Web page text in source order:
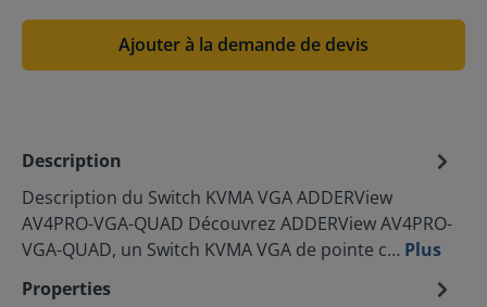
Ajouter à la demande de devis
Description
Description du Switch KVMA VGA ADDERView
AV4PRO-VGA-QUAD Découvrez ADDERView AV4PRO-
VGA-QUAD, un Switch KVMA VGA de pointe c… Plus
Properties